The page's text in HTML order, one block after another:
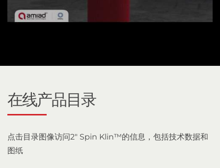
在线产品目录
点击目录图像访问2" Spin Klin™的信息，包括技术数据和
图纸